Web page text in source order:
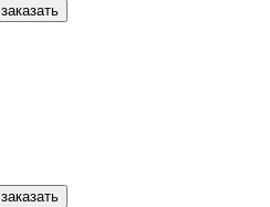
заказать
заказать